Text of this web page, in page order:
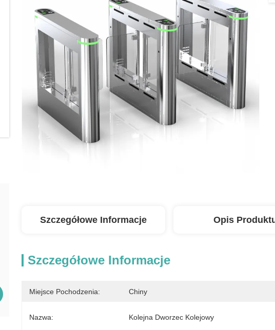
Szczegółowe Informacje Opis
Szczegółowe Informacje
Miejsce Pochodzenia: Chiny
Nazwa: Kolejna Dworzec Kolejowy